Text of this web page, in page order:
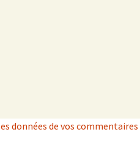
données de vos